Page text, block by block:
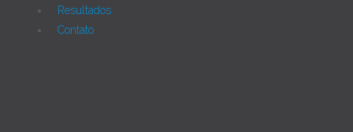
Resultados
Contato